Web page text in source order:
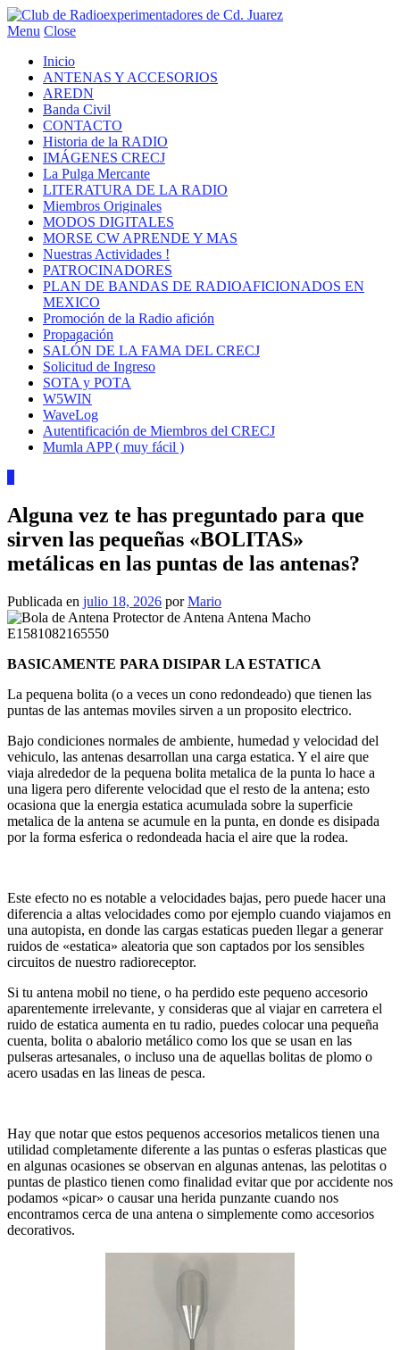
Menu Close
Inicio
ANTENAS Y ACCESORIOS
AREDN
Banda Civil
CONTACTO
Historia de la RADIO
IMÁGENES CRECJ
La Pulga Mercante
LITERATURA DE LA RADIO
Miembros Originales
MODOS DIGITALES
MORSE CW APRENDE Y MAS
Nuestras Actividades !
PATROCINADORES
PLAN DE BANDAS DE RADIOAFICIONADOS EN
MEXICO
Promoción de la Radio afición
Propagación
SALÓN DE LA FAMA DEL CRECJ
Solicitud de Ingreso
SOTA y POTA
W5WIN
WaveLog
Autentificación de Miembros del CRECJ
Mumla APP ( muy fácil )
Alguna vez te has preguntado para que
sirven las pequeñas «BOLITAS»
metálicas en las puntas de las antenas?
Publicada en julio 18, 2026 porMario
BASICAMENTE PARA DISIPAR LA ESTATICA
La pequena bolita (o a veces un cono redondeado) que tienen las
puntas de las antemas moviles sirven a un proposito electrico.
Bajo condiciones normales de ambiente, humedad y velocidad del
vehiculo, las antenas desarrollan una carga estatica. Y el aire que
viaja alrededor de la pequena bolita metalica de la punta lo hace a
una ligera pero diferente velocidad que el resto de la antena; esto
ocasiona que la energia estatica acumulada sobre la superficie
metalica de la antena se acumule en la punta, en donde es disipada
por la forma esferica o redondeada hacia el aire que la rodea.
Este efecto no es notable a velocidades bajas, pero puede hacer una
diferencia a altas velocidades como por ejemplo cuando viajamos en
una autopista, en donde las cargas estaticas pueden llegar a generar
ruidos de «estatica» aleatoria que son captados por los sensibles
circuitos de nuestro radioreceptor.
Si tu antena mobil no tiene, o ha perdido este pequeno accesorio
aparentemente irrelevante, y consideras que al viajar en carretera el
ruido de estatica aumenta en tu radio, puedes colocar una pequeña
cuenta, bolita o abalorio metálico como los que se usan en las
pulseras artesanales, o incluso una de aquellas bolitas de plomo o
acero usadas en las lineas de pesca.
Hay que notar que estos pequenos accesorios metalicos tienen una
utilidad completamente diferente a las puntas o esferas plasticas que
en algunas ocasiones se observan en algunas antenas, las pelotitas o
puntas de plastico tienen como finalidad evitar que por accidente nos
podamos «picar» o causar una herida punzante cuando nos
encontramos cerca de una antena o simplemente como accesorios
decorativos.